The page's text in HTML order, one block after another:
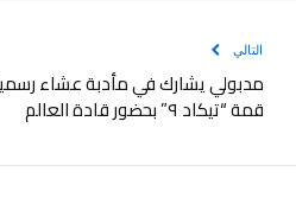
التالي
مدبولي يشارك في مأدبة عشاء
قمة “تيكاد ٩” بحضور قادة العالم